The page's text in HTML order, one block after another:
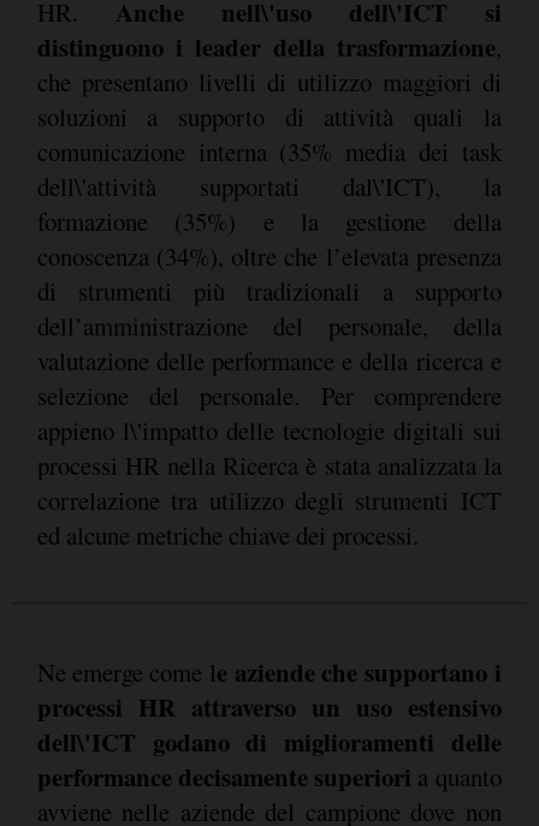
HR. Anche nell\'uso dell\'ICT si
distinguono i leader della trasformazione,
che presentano livelli di utilizzo maggiori di
soluzioni a supporto di attività quali la
comunicazione interna (35% media dei task
dell\'attività supportati dal\'ICT), la
formazione (35%) e la gestione della
conoscenza (34%), oltre che l’elevata presenza
di strumenti più tradizionali a supporto
dell’amministrazione del personale, della
valutazione delle performance e della ricerca e
selezione del personale. Per comprendere
appieno l\'impatto delle tecnologie digitali sui
processi HR nella Ricerca è stata analizzata la
correlazione tra utilizzo degli strumenti ICT
ed alcune metriche chiave dei processi.
Ne emerge come le aziende che supportano i
processi HR attraverso un uso estensivo
dell\'ICT godano di miglioramenti delle
performance decisamente superiori a quanto
avviene nelle aziende del campione dove non